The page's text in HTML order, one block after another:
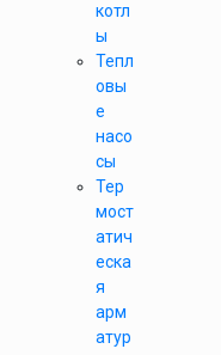
котл
ы
Тепл
овы
е
насо
сы
Тер
мост
атич
еска
я
арм
атур